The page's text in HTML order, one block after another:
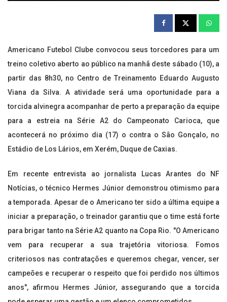
Americano Futebol Clube convocou seus torcedores para um
treino coletivo aberto ao público na manhã deste sábado (10), a
partir das 8h30, no Centro de Treinamento Eduardo Augusto
Viana da Silva. A atividade será uma oportunidade para a
torcida alvinegra acompanhar de perto a preparação da equipe
para a estreia na Série A2 do Campeonato Carioca, que
acontecerá no próximo dia (17) o contra o São Gonçalo, no
Estádio de Los Lários, em Xerém, Duque de Caxias.
Em recente entrevista ao jornalista Lucas Arantes do NF
Notícias, o técnico Hermes Júnior demonstrou otimismo para
a temporada. Apesar de o Americano ter sido a última equipe a
iniciar a preparação, o treinador garantiu que o time está forte
para brigar tanto na Série A2 quanto na Copa Rio. "O Americano
vem para recuperar a sua trajetória vitoriosa. Fomos
criteriosos nas contratações e queremos chegar, vencer, ser
campeões e recuperar o respeito que foi perdido nos últimos
anos", afirmou Hermes Júnior, assegurando que a torcida